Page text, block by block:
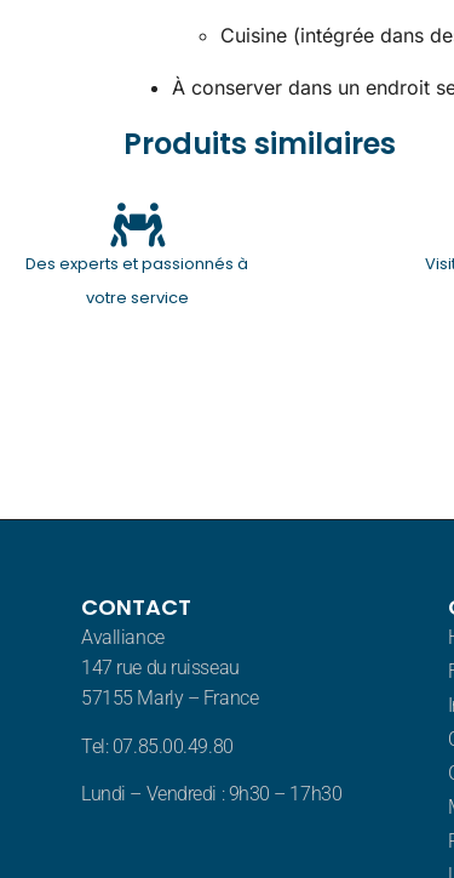
Cuisine (intégrée dans
À conserver dans un endroit
Produits similaires
Des experts et passionnés à
votre service
CONTACT
Avalliance
147 rue du ruisseau
57155 Marly – France
Tel: 07.85.00.49.80
Lundi – Vendredi : 9h30 – 17h30